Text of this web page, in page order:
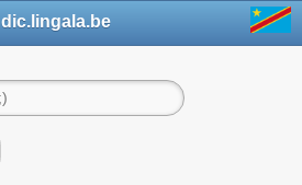
dic.lingala.be